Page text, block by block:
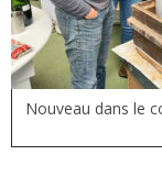
Nouveau dans le